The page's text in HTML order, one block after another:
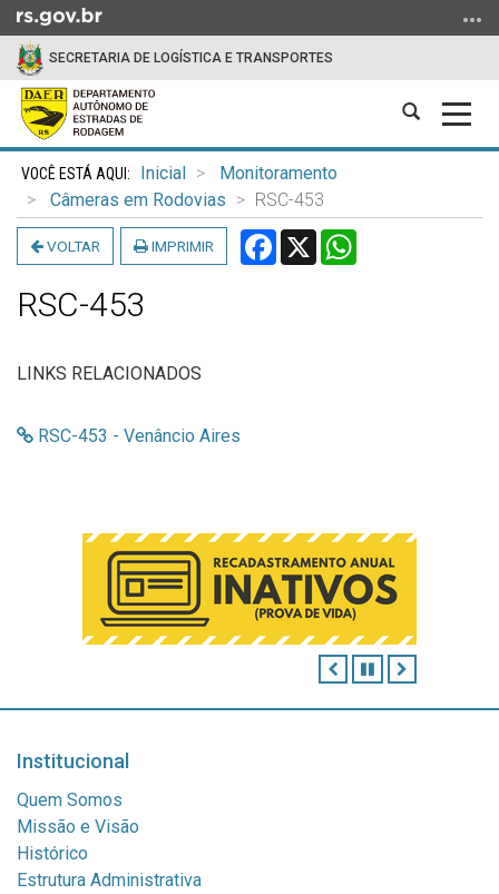
para
conteúdo
para
menu
para
busca
SECRETARIA DE LOGÍSTICA E TRANSPORTES
Abrir
Início
conteúdo
Inicial
Monitoramento
Câmeras em Rodovias
RSC-453
VOLTAR IMPRIMIR Facebook
X
RSC-453
LINKS RELACIONADOS
RSC-453 - Venâncio Aires
ANTERIOR
PAUSAR
Institucional
Quem Somos
Missão e Visão
Histórico
Estrutura Administrativa